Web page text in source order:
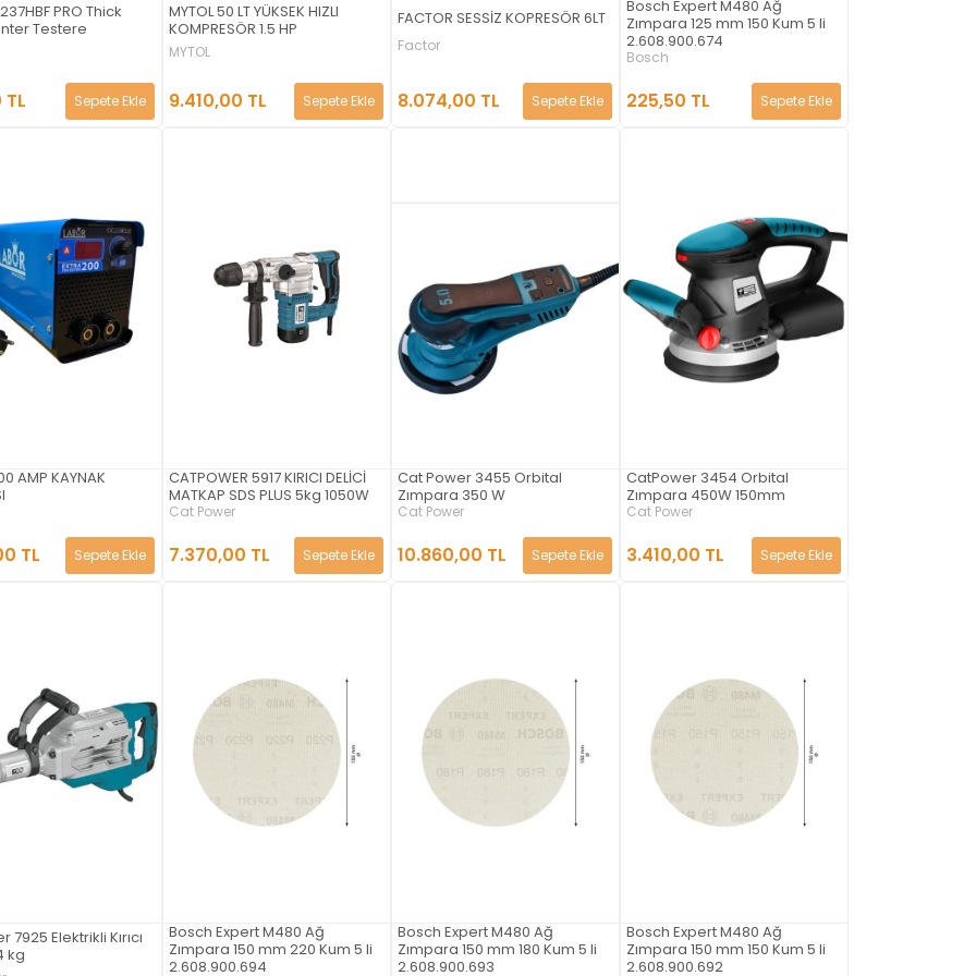
PRO Thick
Testere
Sepete Ekle
MYTOL 50 LT YÜKSEK HIZLI
KOMPRESÖR 1.5 HP
MYTOL
9.410,00 TL Sepete Ekle
FACTOR SESSİZ KOPRESÖR 6LT
Factor
8.074,00 TL Sepete Ekle
Bosch Expert M480 Ağ
Zımpara 125 mm 150 Kum 5 li
2.608.900.674
Bosch
225,50 TL Sepete Ekle
AMP KAYNAK
TL Sepete Ekle
CATPOWER 5917 KIRICI DELİCİ
MATKAP SDS PLUS 5kg 1050W
Cat Power
7.370,00 TL Sepete Ekle
Cat Power 3455 Orbital
Zımpara 350 W
Cat Power
10.860,00 TL Sepete Ekle
CatPower 3454 Orbital
Zımpara 450W 150mm
Cat Power
3.410,00 TL Sepete Ekle
7925 Elektrikli Kırıcı
kg
Bosch Expert M480 Ağ
Zımpara 150 mm 220 Kum 5 li
2.608.900.694
Bosch Expert M480 Ağ
Zımpara 150 mm 180 Kum 5 li
2.608.900.693
Bosch Expert M480 Ağ
Zımpara 150 mm 150 Kum 5 li
2.608.900.692